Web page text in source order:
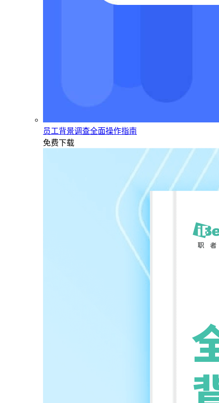
员工背景调查全面操作指南
免费下载